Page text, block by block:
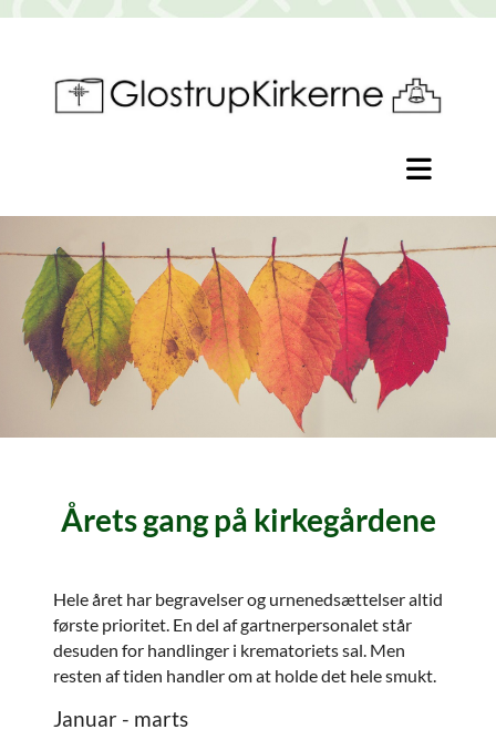
Årets gang på kirkegårdene
Hele året har begravelser og urnenedsættelser altid
første prioritet. En del af gartnerpersonalet står
desuden for handlinger i krematoriets sal. Men
resten af tiden handler om at holde det hele smukt.
Januar - marts